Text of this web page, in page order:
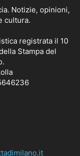
Notizie, opinioni,
cultura.
registrata il 10
Stampa del